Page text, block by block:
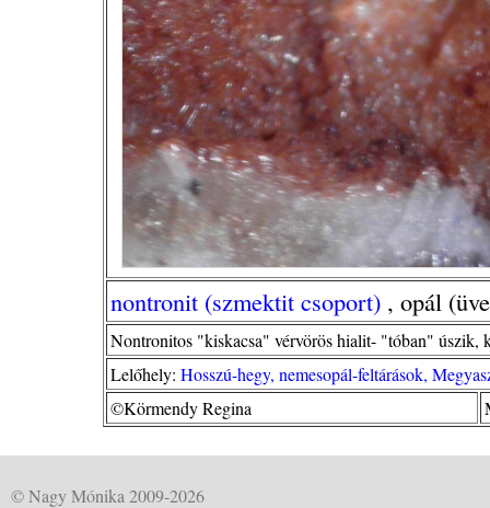
nontronit (szmektit csoport) , opál
Nontronitos "kiskacsa" vérvörös hialit- "tóban" úszik,
Lelőhely: Hosszú-hegy, nemesopál-feltárások,
©Körmendy Regina
© Nagy Mónika 2009-2026